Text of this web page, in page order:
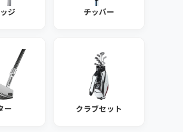
ジ チッパー
ー クラブセット